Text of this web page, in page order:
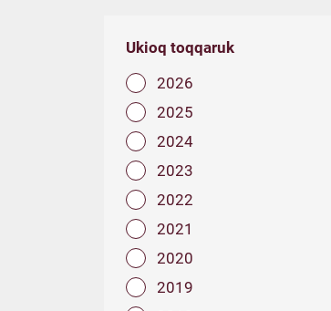
Ukioq toqqaruk
2026
2025
2024
2023
2022
2021
2020
2019